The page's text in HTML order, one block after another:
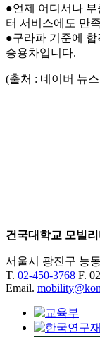
●언제 어디서나
터 서비스에도 만
●구라파 기준에
승용차입니다.
(출처 : 네이버 뉴스
건국대학교 모빌
서울시 광진구 능
T. 02-450-3768 F.
Email.